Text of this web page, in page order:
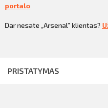
portalo
Dar nesate „Arsenal” klientas?
PRISTATYMAS